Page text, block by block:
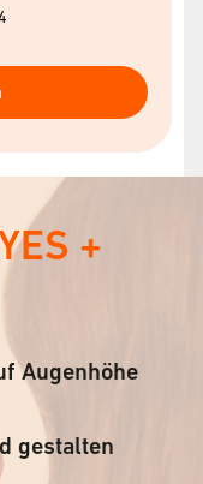
+
Augenhöhe
gestalten